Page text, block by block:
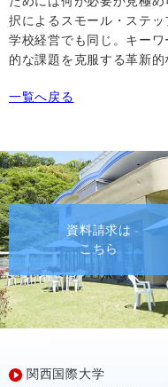
択によるスモール・ステ
学校経営でも同じ。キー
的な課題を克服する革新
一覧へ戻る
資料請求は
こちら
関西国際大学